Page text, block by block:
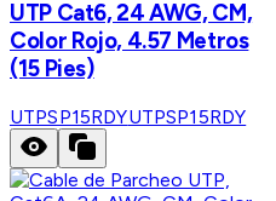
UTP Cat6, 24 AWG, CM,
Color Rojo, 4.57 Metros
(15 Pies)
UTPSP15RDYUTPSP15RDY